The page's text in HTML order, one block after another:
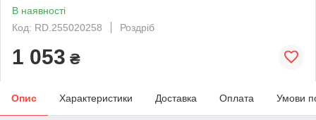
В наявності
Код: RD.255020258
Роздріб
1 053 ₴
Опис Характеристики Доставка Оплата Умови